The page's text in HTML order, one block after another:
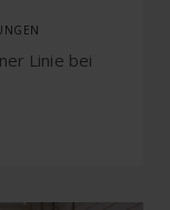
Linie bei